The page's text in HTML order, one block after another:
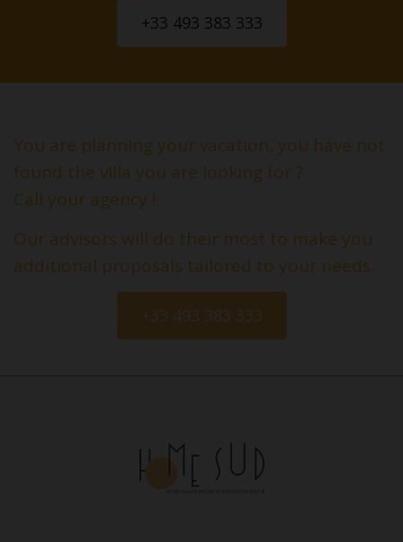
+33 493 383 333
You are planning your vacation, you have not
found the villa you are looking for ?
Call your agency !
Our advisors will do their most to make you
additional proposals tailored to your needs.
+33 493 383 333